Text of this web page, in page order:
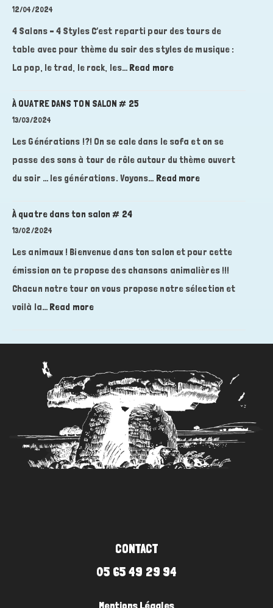
#27
12/04/2024
4 Salons – 4 Styles C’est reparti pour des tours de
table avec pour thème du soir des styles de musique :
La pop, le trad, le rock, les… Read more:
SALON
#26
À QUATRE DANS TON SALON # 25
13/03/2024
Les Générations !?! On se cale dans le sofa et on se
passe des sons à tour de rôle autour du thème ouvert
du soir … les générations. Voyons… Read more:
SALON
#
25
À quatre dans ton salon # 24
13/02/2024
Les animaux ! Bienvenue dans ton salon et pour cette
émission on te propose des chansons animalières !!!
Chacun notre tour on vous propose notre sélection et
voilà la… Read more:
salon
#
24
CONTACT
05 65 49 29 94
Mentions Légales